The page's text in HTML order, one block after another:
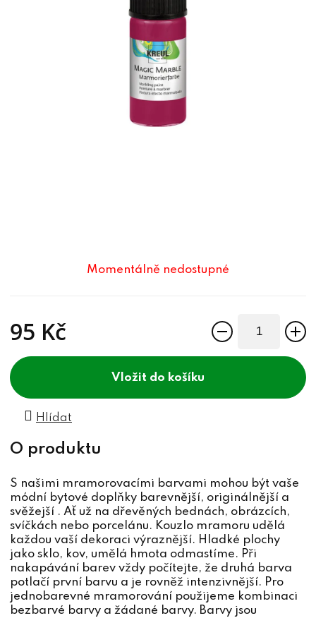
Momentálně nedostupné
95 Kč
do košíku
Hlídat
S našimi mramorovacími barvami mohou být vaše
módní bytové doplňky barevnější, originálnější a
svěžejší . Ať už na dřevěných bednách, obrázcích,
svíčkách nebo porcelánu. Kouzlo mramoru udělá
každou vaší dekoraci výraznější. Hladké plochy
jako sklo, kov, umělá hmota odmastíme. Při
nakapávání barev vždy počítejte, že druhá barva
potlačí první barvu a je rovněž intenzivnější. Pro
jednobarevné mramorování použijeme kombinaci
bezbarvé barvy a žádané barvy. Barvy jsou